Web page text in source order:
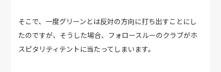
そこで、一度グリーンとは反対の方向に打ち出すことにし
たのですが、そうした場合、フォロースルーのクラブがホ
スピタリティテントに当たってしまいます。